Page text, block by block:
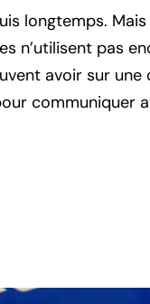
longtemps.
n’utilisent pas
avoir sur une
communiquer